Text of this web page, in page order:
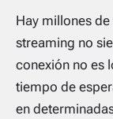
Hay millones
streaming no
conexión no es
tiempo de
en